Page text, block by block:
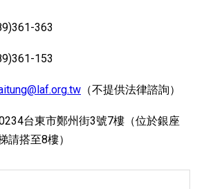
363
153
（不提供法律諮詢）
台東市鄭州街3號7樓（位於銀座
請搭至8樓）